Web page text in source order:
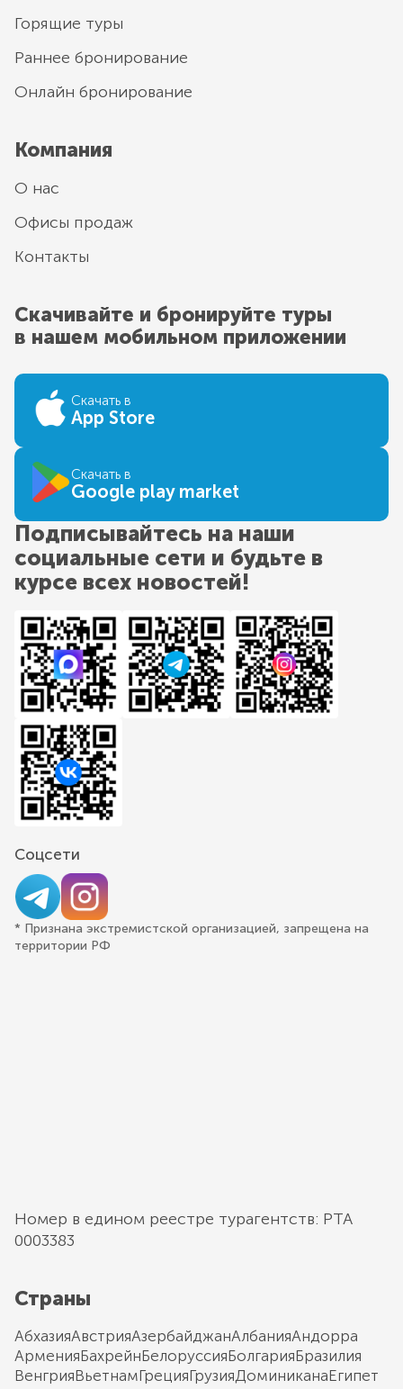
Горящие туры
Раннее бронирование
Онлайн бронирование
Компания
О нас
Офисы продаж
Контакты
Скачивайте и бронируйте туры
в нашем мобильном приложении
Скачать в
App Store
Скачать в
Google play market
Подписывайтесь на наши
социальные сети и будьте в
курсе всех новостей!
Соцсети
* Признана экстремистской организацией, запрещена на
территории РФ
Номер в едином реестре турагентств: РТА
0003383
Страны
АбхазияАвстрияАзербайджанАлбанияАндорра
АрменияБахрейнБелоруссияБолгарияБразилия
ВенгрияВьетнамГрецияГрузияДоминиканаЕгипет